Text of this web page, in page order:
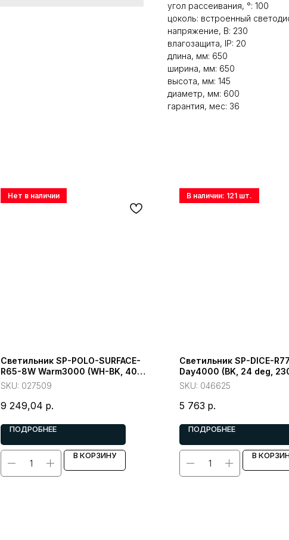
угол рассеивания, °: 100
цоколь: встроенный
напряжение, В: 230
влагозащита, IP: 20
длина, мм: 650
ширина, мм: 650
высота, мм: 145
диаметр, мм: 600
гарантия, мес: 36
Светильник SP-POLO-SURFACE-
R65-8W Warm3000 (WH-BK, 40
deg) (Arlight, IP20 Металл)
SKU: 027509
9 249,04 р.
ПОДРОБНЕЕ
В КОРЗИНУ
Светильник SP-DICE-
Day4000 (BK, 24 deg,
(Arlight, IP54 Металл)
SKU: 046625
5 763 р.
ПОДРОБНЕЕ
В